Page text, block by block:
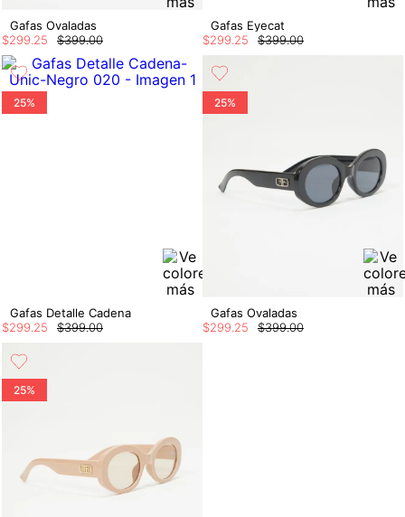
Gafas Ovaladas
$399.00
$299 25
Gafas Eyecat
$399.00
$299 25
25%
Gafas Detalle Cadena
$399.00
$299.25
25%
Gafas Ovaladas
$399.00
$299.25
25%